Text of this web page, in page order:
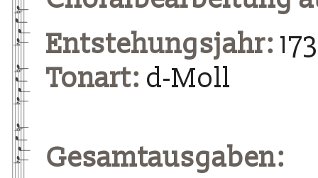
Entstehungsjahr:
Tonart: d-Moll
Gesamtausgaben: